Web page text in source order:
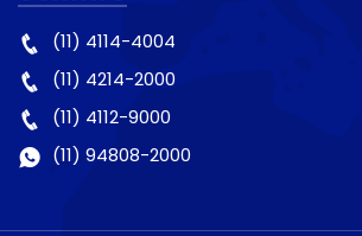
(11) 4114-4004
(11) 4214-2000
(11) 4112-9000
(11) 94808-2000